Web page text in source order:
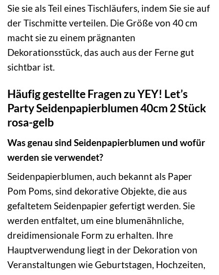
Sie sie als Teil eines Tischläufers, indem Sie sie auf
der Tischmitte verteilen. Die Größe von 40 cm
macht sie zu einem prägnanten
Dekorationsstück, das auch aus der Ferne gut
sichtbar ist.
Häufig gestellte Fragen zu YEY! Let’s
Party Seidenpapierblumen 40cm 2 Stück
rosa-gelb
Was genau sind Seidenpapierblumen und wofür
werden sie verwendet?
Seidenpapierblumen, auch bekannt als Paper
Pom Poms, sind dekorative Objekte, die aus
gefaltetem Seidenpapier gefertigt werden. Sie
werden entfaltet, um eine blumenähnliche,
dreidimensionale Form zu erhalten. Ihre
Hauptverwendung liegt in der Dekoration von
Veranstaltungen wie Geburtstagen, Hochzeiten,